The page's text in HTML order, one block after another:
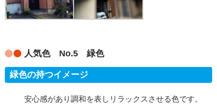
人気色 No.5 緑色
緑色の持つイメージ
安心感があり調和を表しリラックスさせる色です。